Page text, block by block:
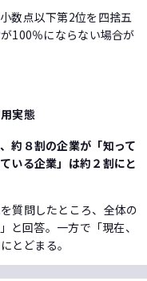
点以下第2位を四捨五
100％にならない場合が
実態
約８割の企業が「知って
いる企業」は約２割にと
質問したところ、全体の
と回答。一方で「現在、
とどまる。